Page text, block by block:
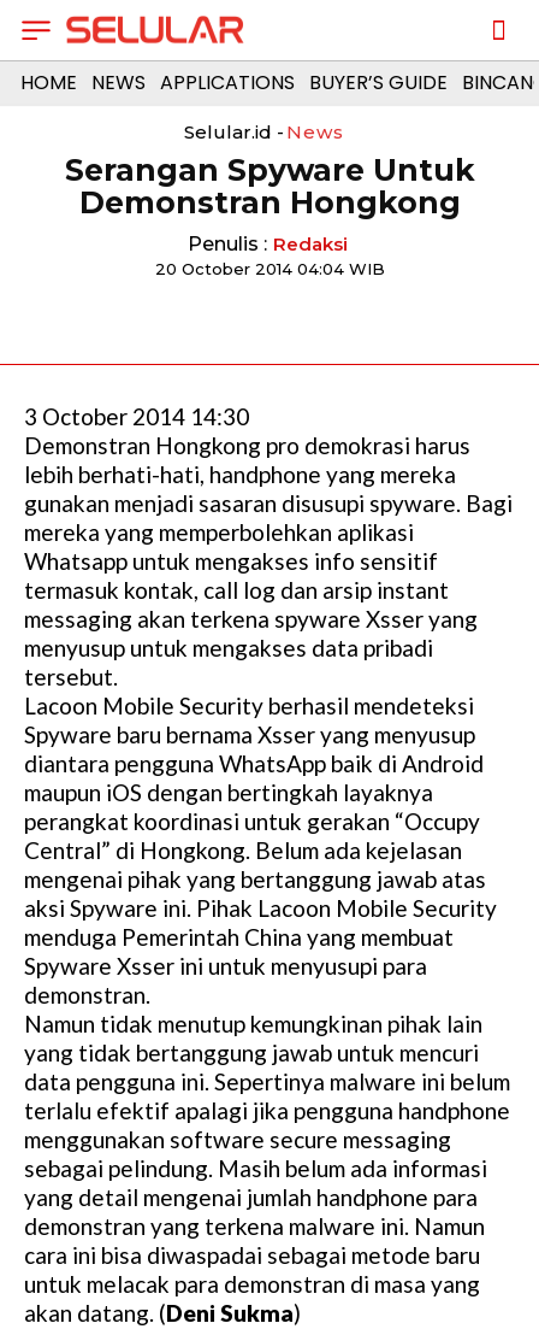
HOME NEWS APPLICATIONS BUYER’S GUIDE
Selular.id - News
Serangan Spyware Untuk
Demonstran Hongkong
Penulis : Redaksi
20 October 2014 04:04 WIB
3 October 2014 14:30
Demonstran Hongkong pro demokrasi harus
lebih berhati-hati, handphone yang mereka
gunakan menjadi sasaran disusupi spyware. Bagi
mereka yang memperbolehkan aplikasi
Whatsapp untuk mengakses info sensitif
termasuk kontak, call log dan arsip instant
messaging akan terkena spyware Xsser yang
menyusup untuk mengakses data pribadi
tersebut.
Lacoon Mobile Security berhasil mendeteksi
Spyware baru bernama Xsser yang menyusup
diantara pengguna WhatsApp baik di Android
maupun iOS dengan bertingkah layaknya
perangkat koordinasi untuk gerakan “Occupy
Central” di Hongkong. Belum ada kejelasan
mengenai pihak yang bertanggung jawab atas
aksi Spyware ini. Pihak Lacoon Mobile Security
menduga Pemerintah China yang membuat
Spyware Xsser ini untuk menyusupi para
demonstran.
Namun tidak menutup kemungkinan pihak lain
yang tidak bertanggung jawab untuk mencuri
data pengguna ini. Sepertinya malware ini belum
terlalu efektif apalagi jika pengguna handphone
menggunakan software secure messaging
sebagai pelindung. Masih belum ada informasi
yang detail mengenai jumlah handphone para
demonstran yang terkena malware ini. Namun
cara ini bisa diwaspadai sebagai metode baru
untuk melacak para demonstran di masa yang
akan datang. (Deni Sukma)